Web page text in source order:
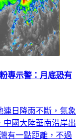
專示警：月底恐有
連日降雨不斷，氣象
中國大陸華南沿岸出
有一點距離，不過